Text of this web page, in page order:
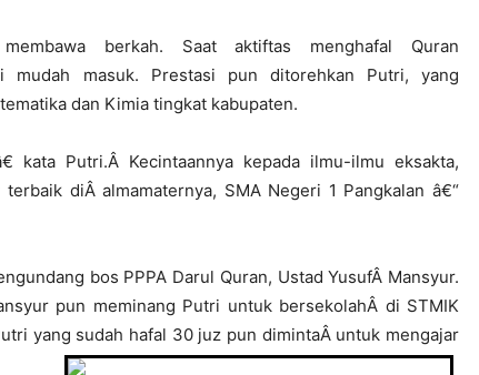
berkah. Saat aktiftas menghafal Quran
mudah masuk. Prestasi pun ditorehkan Putri, yang
dan Kimia tingkat kabupaten.
kata Putri.Â Kecintaannya kepada ilmu-ilmu eksakta,
diÂ almamaternya, SMA Negeri 1 Pangkalan â€“
bos PPPA Darul Quran, Ustad YusufÂ Mansyur.
pun meminang Putri untuk bersekolahÂ di STMIK
yang sudah hafal 30 juz pun dimintaÂ untuk mengajar